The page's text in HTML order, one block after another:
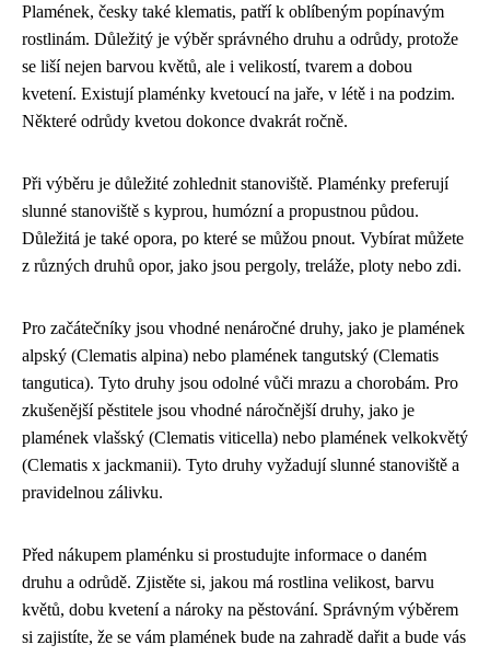
Plamének, česky také klematis, patří k oblíbeným popínavým
rostlinám. Důležitý je výběr správného druhu a odrůdy, protože
se liší nejen barvou květů, ale i velikostí, tvarem a dobou
kvetení. Existují plaménky kvetoucí na jaře, v létě i na podzim.
Některé odrůdy kvetou dokonce dvakrát ročně.
Při výběru je důležité zohlednit stanoviště. Plaménky preferují
slunné stanoviště s kyprou, humózní a propustnou půdou.
Důležitá je také opora, po které se můžou pnout. Vybírat můžete
z různých druhů opor, jako jsou pergoly, treláže, ploty nebo zdi.
Pro začátečníky jsou vhodné nenáročné druhy, jako je plamének
alpský (Clematis alpina) nebo plamének tangutský (Clematis
tangutica). Tyto druhy jsou odolné vůči mrazu a chorobám. Pro
zkušenější pěstitele jsou vhodné náročnější druhy, jako je
plamének vlašský (Clematis viticella) nebo plamének velkokvětý
(Clematis x jackmanii). Tyto druhy vyžadují slunné stanoviště a
pravidelnou zálivku.
Před nákupem plaménku si prostudujte informace o daném
druhu a odrůdě. Zjistěte si, jakou má rostlina velikost, barvu
květů, dobu kvetení a nároky na pěstování. Správným výběrem
si zajistíte, že se vám plamének bude na zahradě dařit a bude vás